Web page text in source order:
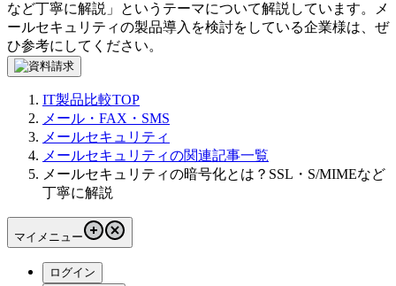
など丁寧に解説 」というテーマについて解説しています。
メ
ールセキュリティの製品導入を検討をしている企業様は、ぜ
ひ参考にしてください。
IT製品比較TOP
メール・FAX・SMS
メールセキュリティ
メールセキュリティの関連記事一覧
メールセキュリティの暗号化とは？SSL・S/MIMEなど
丁寧に解説
マイメニュー
ログイン